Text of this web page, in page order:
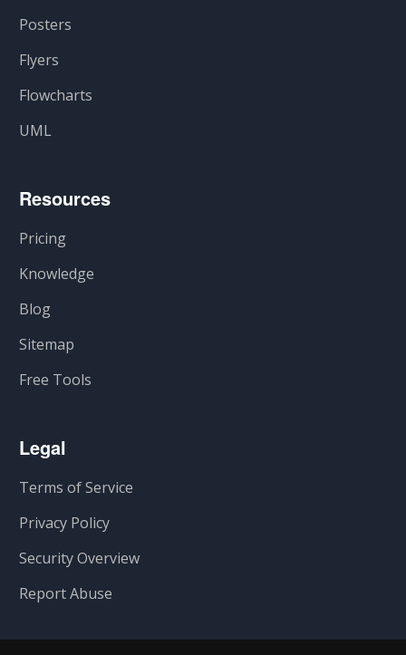
Posters
Flyers
Flowcharts
UML
Resources
Pricing
Knowledge
Blog
Sitemap
Free Tools
Legal
Terms of Service
Privacy Policy
Security Overview
Report Abuse